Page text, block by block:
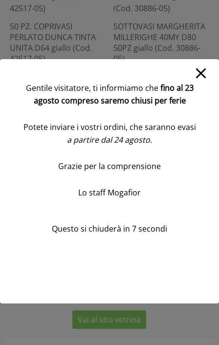
50 PZ. COPRIVASI
PERLATO DUNCA TINTA
UNITA D64 giallo (Cod.
42517-05)
UNITA D54 giallo (Cod.
SOTTOVASI MARGHERITA
MILLERIGHE 40MY D80
50PZ giallo (Cod. 30886-
05)
UNITA D44 giallo (Cod.
Vai al sito vetrina
Gentile visitatore, ti informiamo chefino al 23
agosto compreso saremo chiusi per ferie
Potete inviare i vostri ordini, che saranno evasi
a partire dal 24 agosto.
Grazie per la comprensione
Lo staff Mogafior
Questo si chiuderà in 7secondi